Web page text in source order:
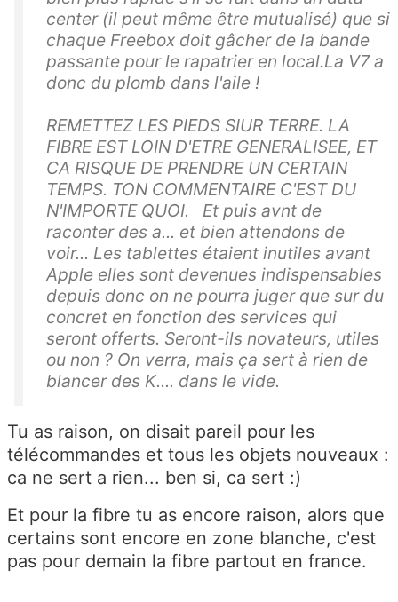
center (il peut même être mutualisé) que si
chaque Freebox doit gâcher de la bande
passante pour le rapatrier en local.La V7 a
donc du plomb dans l'aile !
REMETTEZ LES PIEDS SIUR TERRE. LA
FIBRE EST LOIN D'ETRE GENERALISEE, ET
CA RISQUE DE PRENDRE UN CERTAIN
TEMPS. TON COMMENTAIRE C'EST DU
N'IMPORTE QUOI. Et puis avnt de
raconter des a... et bien attendons de
voir... Les tablettes étaient inutiles avant
Apple elles sont devenues indispensables
depuis donc on ne pourra juger que sur du
concret en fonction des services qui
seront offerts. Seront-ils novateurs, utiles
ou non ? On verra, mais ça sert à rien de
blancer des K.... dans le vide.
Tu as raison, on disait pareil pour les
télécommandes et tous les objets nouveaux :
ca ne sert a rien... ben si, ca sert :)
Et pour la fibre tu as encore raison, alors que
certains sont encore en zone blanche, c'est
pas pour demain la fibre partout en france.